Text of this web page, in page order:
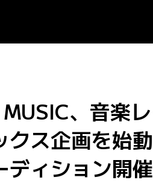
、音楽
クス企画を始
ディション開